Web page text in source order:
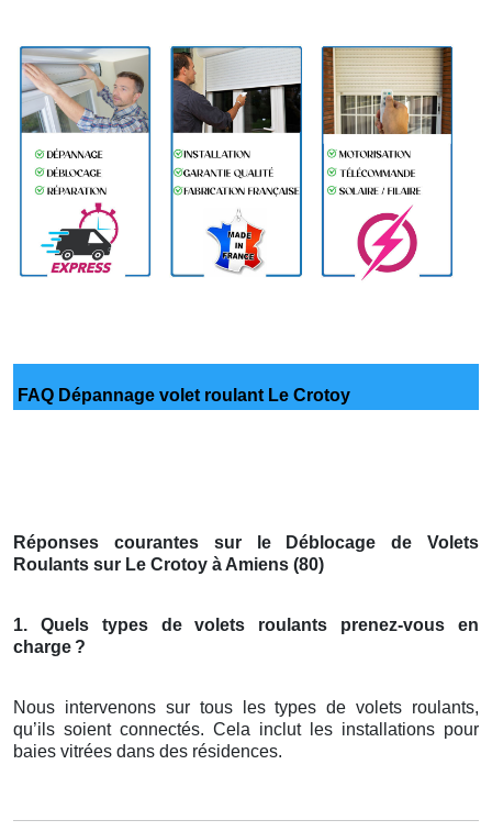
FAQ Dépannage volet roulant Le Crotoy
Réponses courantes sur le Déblocage de Volets
Roulants sur Le Crotoy à Amiens (80)
1. Quels types de volets roulants prenez-vous en
charge ?
Nous intervenons sur tous les types de volets roulants,
qu’ils soient connectés. Cela inclut les installations pour
baies vitrées dans des résidences.